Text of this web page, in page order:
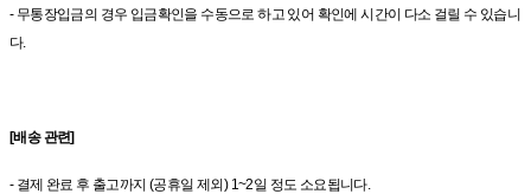
- 무통장입금의 경우 입금확인을 수동으로 하고 있어 확인에 시간이 다소 걸릴 수 있습니
다.
[배송 관련]
- 결제 완료 후 출고까지 (공휴일 제외) 1~2일 정도 소요됩니다.